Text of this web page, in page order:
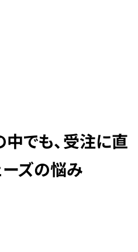
でも、受注に直
ーズの悩み